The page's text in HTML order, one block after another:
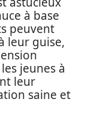
à base
peuvent
leur guise,
jeunes à
leur
saine et